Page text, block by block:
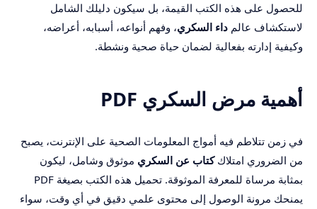
للحصول على هذه الكتب القيمة، بل سيكون دليلك الشامل
لاستكشاف عالم داء السكري، وفهم أنواعه، أسبابه، أعراضه،
وكيفية إدارته بفعالية لضمان حياة صحية ونشطة.
أهمية مرض السكري PDF
في زمن تتلاطم فيه أمواج المعلومات الصحية على الإنترنت، يصبح
من الضروري امتلاككتاب عن السكري موثوق وشامل، ليكون
بمثابة مرساة للمعرفة الموثوقة. تحميل هذه الكتب بصيغة PDF
يمنحك مرونة الوصول إلى محتوى علمي دقيق في أي وقت، سواء